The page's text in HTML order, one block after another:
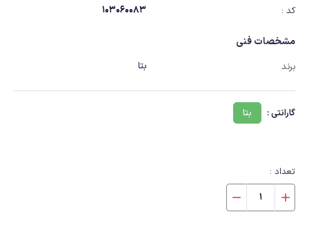
کد :
103060083
مشخصات فنی
برند بتا
گارانتی : بتا
تعداد :